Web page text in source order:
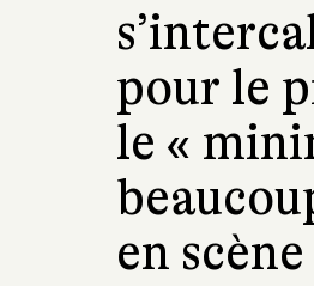
pour le
le «
en